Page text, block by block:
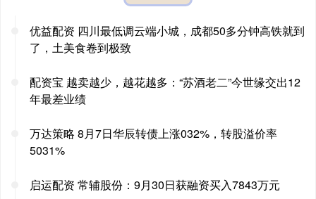
优益配资 四川最低调云端小城，成都50多分钟高铁就到
了，土美食卷到极致
配资宝 越卖越少，越花越多：“苏酒老二”今世缘交出12
年最差业绩
万达策略 8月7日华辰转债上涨032%，转股溢价率
5031%
启运配资 常辅股份：9月30日获融资买入7843万元